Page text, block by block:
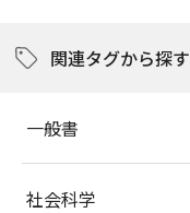
関連タグから探す
一般書
社会科学